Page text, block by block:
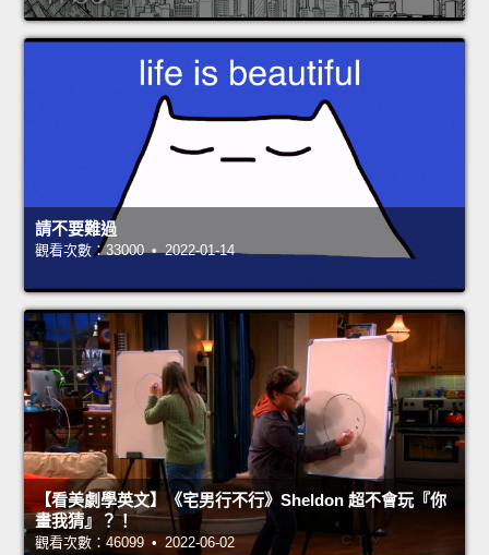
請不要難過
觀看次數：33000 • 2022-01-14
【看美劇學英文】《宅男行不行》Sheldon 超不會玩『你
畫我猜』？！
觀看次數：46099 • 2022-06-02